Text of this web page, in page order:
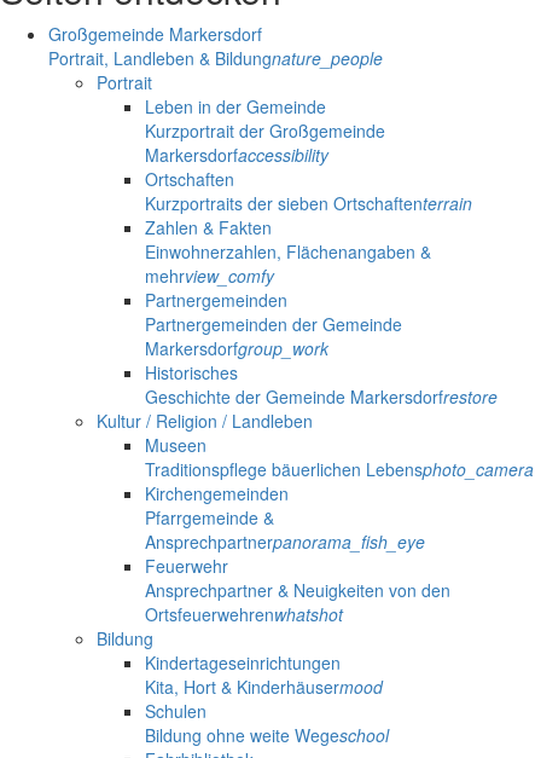
Großgemeinde Markersdorf
Portrait, Landleben & Bildungnature_people
Portrait
Leben in der Gemeinde
Kurzportrait der Großgemeinde
Markersdorfaccessibility
Ortschaften
Kurzportraits der sieben Ortschaftenterrain
Zahlen & Fakten
Einwohnerzahlen, Flächenangaben &
mehrview_comfy
Partnergemeinden
Partnergemeinden der Gemeinde
Markersdorfgroup_work
Historisches
Geschichte der Gemeinde Markersdorfrestore
Kultur / Religion / Landleben
Museen
Traditionspflege bäuerlichen Lebensphoto_camera
Kirchengemeinden
Pfarrgemeinde &
Ansprechpartnerpanorama_fish_eye
Feuerwehr
Ansprechpartner & Neuigkeiten von den
Ortsfeuerwehrenwhatshot
Bildung
Kindertageseinrichtungen
Kita, Hort & Kinderhäusermood
Schulen
Bildung ohne weite Wegeschool